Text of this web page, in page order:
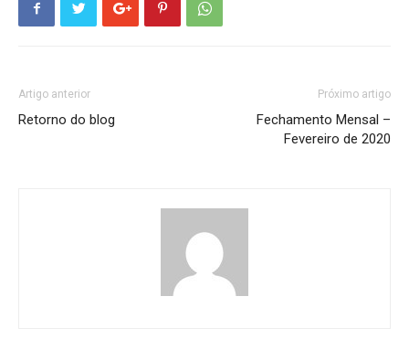
Artigo anterior
Retorno do blog
Próximo artigo
Fechamento Mensal –
Fevereiro de 2020